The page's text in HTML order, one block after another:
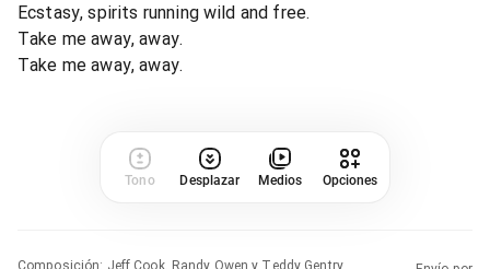
Ecstasy, spirits running wild and free.
Take me away, away.
Take me away, away.
Tono Desplazar Medios Opciones
Composición: Jeff Cook, Randy Owen y Teddy Gentry